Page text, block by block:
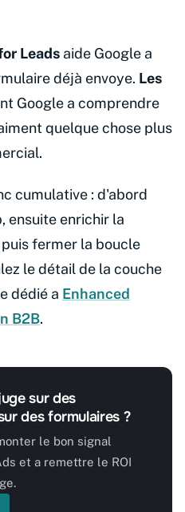
Leads aide Google a
déjà envoye. Les
Google a comprendre
quelque chose plus
cumulative : d'abord
ensuite enrichir la
fermer la boucle
le détail de la couche
dédié a Enhanced
B2B.
sur des
des formulaires ?
le bon signal
et a remettre le ROI